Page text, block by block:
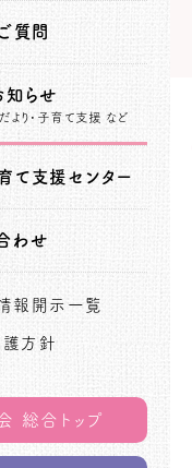
質問
知らせ
より・子育て支援 など
て支援センター
わせ
報開示一覧
方針
総合トップ